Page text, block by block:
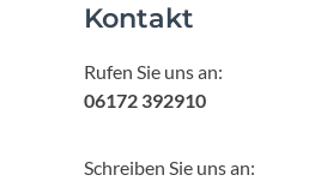
Kontakt
Rufen Sie uns an:
06172 392910
Schreiben Sie uns an: